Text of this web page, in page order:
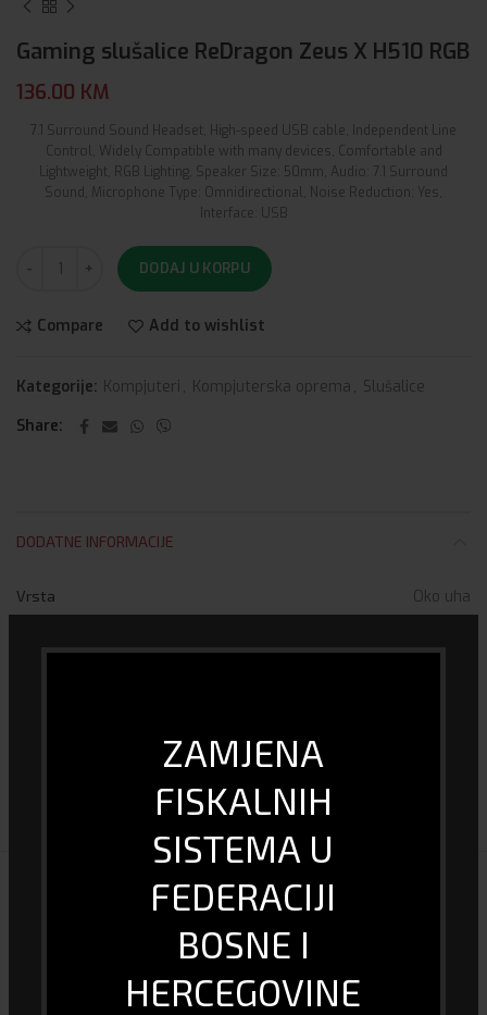
ZAMJENA
FISKALNIH
SISTEMA U
FEDERACIJI
BOSNE I
HERCEGOVINE
Gaming slušalice ReDragon Zeus X H510 RGB
136.00 KM
7.1 Surround Sound Headset, High-speed USB cable, Independent Line
Control, Widely Compatible with many devices, Comfortable and
Lightweight, RGB Lighting, Speaker Size: 50mm, Audio: 7.1 Surround
Sound, Microphone Type: Omnidirectional, Noise Reduction: Yes,
Interface: USB
DODAJ U KORPU
Compare Add to wishlist
Kategorije: Kompjuteri , Kompjuterska oprema , Slušalice
Share
DODATNE INFORMACIJE
Vrsta Oko uha
Sa mikrofonom
DOSTAVA I PLAĆANJE